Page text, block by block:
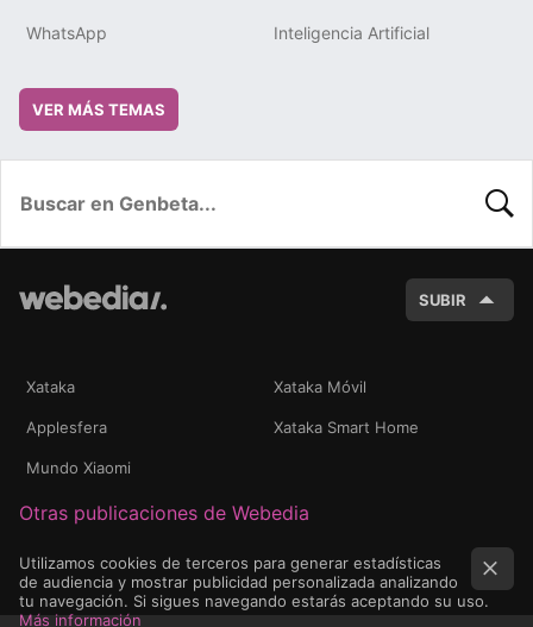
WhatsApp Inteligencia Artificial
VER MÁS TEMAS
SUBIR
Xataka Xataka Móvil
Applesfera Xataka Smart Home
Mundo Xiaomi
Otras publicaciones de Webedia
Utilizamos cookies de terceros para generar estadísticas
de audiencia y mostrar publicidad personalizada analizando
tu navegación. Si sigues navegando estarás aceptando su uso.
Más información